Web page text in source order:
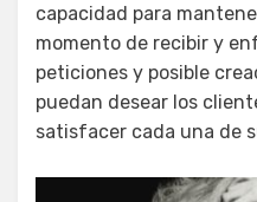
capacidad para
momento de recibir y
peticiones y posible
puedan desear los
satisfacer cada una de